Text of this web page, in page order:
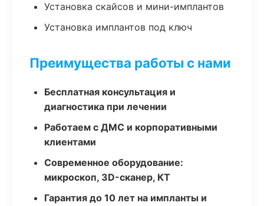
Установка скайсов и мини-имплантов
Установка имплантов под ключ
Преимущества работы с нами
Бесплатная консультация и
диагностика при лечении
Работаем с ДМС и корпоративными
клиентами
Современное оборудование:
микроскоп, 3D-сканер, КТ
Гарантия до 10 лет на импланты и